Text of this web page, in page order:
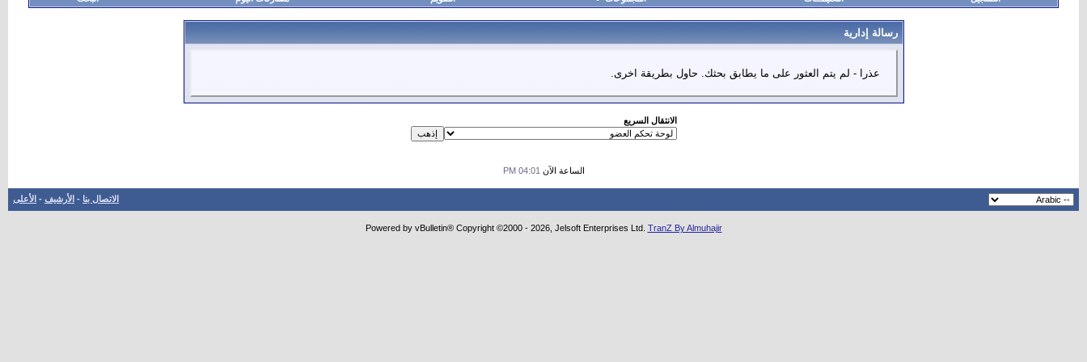
رسالة إدارية
عذرا - لم يتم العثور على ما يطابق بحثك. حاول بطريقة اخرى.
الانتقال السريع
الساعة الآن 04:01 PM
الاتصال بنا - الأرشيف - الأعلى
Powered by vBulletin® Copyright ©2000 - 2026, Jelsoft Enterprises Ltd. TranZ By Almuhajir